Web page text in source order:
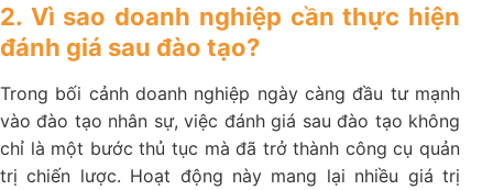
2. Vì sao doanh nghiệp cần thực hiện
đánh giá sau đào tạo?
Trong bối cảnh doanh nghiệp ngày càng đầu tư mạnh
vào đào tạo nhân sự, việc đánh giá sau đào tạo không
chỉ là một bước thủ tục mà đã trở thành công cụ quản
trị chiến lược. Hoạt động này mang lại nhiều giá trị